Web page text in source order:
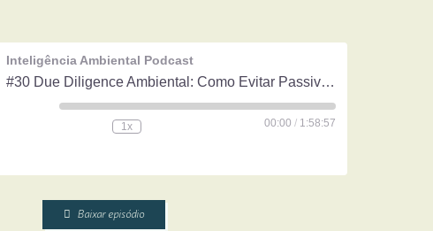
Inteligência Ambiental Podcast
#30 Due Diligence Ambiental: Como Evitar Passivos Que Podem Custar Milhões
1x 00:00 / 1:58:57
Baixar episódio